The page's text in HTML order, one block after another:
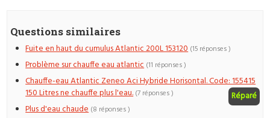
Questions similaires
Fuite en haut du cumulus Atlantic 200L 153120 (15 réponses )
Problème sur chauffe eau atlantic (11 réponses )
Chauffe-eau Atlantic Zeneo Aci Hybride Horisontal. Code: 155415
150 Litres ne chauffe plus l'eau.
Réparé
(7 réponses )
Plus d'eau chaude (8 réponses )